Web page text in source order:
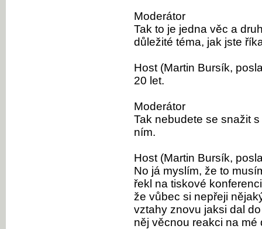
Moderátor
Tak to je jedna věc a
důležité téma, jak jste
Host (Martin Bursík,
20 let.
Moderátor
Tak nebudete se snažit
ním.
Host (Martin Bursík,
No já myslím, že to
řekl na tiskové
že vůbec si nepřeji
vztahy znovu jaksi dal
něj věcnou reakci na mé